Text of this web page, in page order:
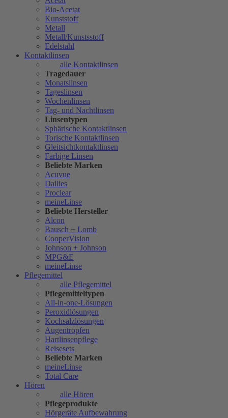
Bio-Acetat
Kunststoff
Metall
Metall/Kunstsstoff
Edelstahl
Kontaktlinsen
alle Kontaktlinsen
Tragedauer
Monatslinsen
Tageslinsen
Wochenlinsen
Tag- und Nachtlinsen
Linsentypen
Sphärische Kontaktlinsen
Torische Kontaktlinsen
Gleitsichtkontaktlinsen
Farbige Linsen
Beliebte Marken
Acuvue
Dailies
Proclear
meineLinse
Beliebte Hersteller
Alcon
Bausch + Lomb
CooperVision
Johnson + Johnson
MPG&E
meineLinse
Pflegemittel
alle Pflegemittel
Pflegemitteltypen
All-in-one-Lösungen
Peroxidlösungen
Kochsalzlösungen
Augentropfen
Hartlinsenpflege
Reisesets
Beliebte Marken
meineLinse
Total Care
Hören
alle Hören
Pflegeprodukte
Hörgeräte Aufbewahrung